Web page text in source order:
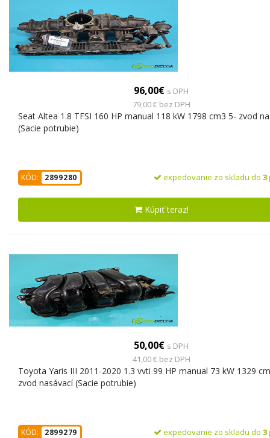
96,00€ s DPH
79,00 € bez DPH
Seat Altea 1.8 TFSI 160 HP manual 118 kW 1798 cm3 5- zvod
(Sacie potrubie)
KÓD: 2899280 expedovanie zo skladu do 3
Kúpiť teraz!
50,00€ s DPH
41,00 € bez DPH
Toyota Yaris III 2011-2020 1.3 vvti 99 HP manual 73 kW 1329
zvod nasávací (Sacie potrubie)
KÓD: 2899279 expedovanie zo skladu do 3